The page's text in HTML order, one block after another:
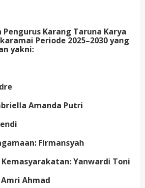
Pengurus Karang Taruna Karya
Periode 2025–2030 yang
yakni:
Amanda Putri
Firmansyah
Kemasyarakatan: Yanwardi Toni
Ahmad